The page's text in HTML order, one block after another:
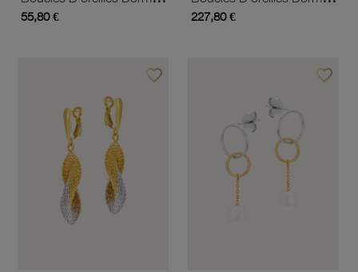
55,80 € 227,80 €
favorite_borderAjouter à vos favoris favorite_borderAjouter